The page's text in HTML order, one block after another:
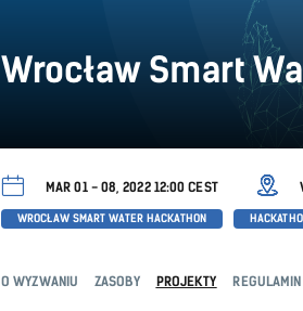
Wrocław Smart
MAR 01 - 08, 2022 12:00 CEST
WROCŁAW SMART WATER HACKATHON
O WYZWANIU ZASOBY PROJEKTY REGULAMIN